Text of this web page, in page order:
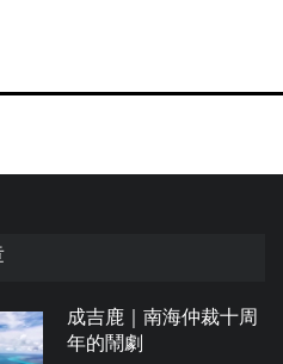
成吉鹿｜南海仲裁十周
年的鬧劇